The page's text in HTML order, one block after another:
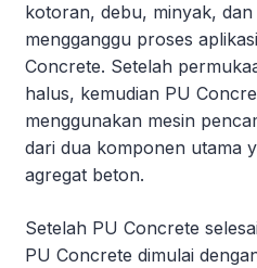
kotoran, debu, minyak,
mengganggu proses
Concrete. Setelah
halus, kemudian PU
menggunakan mesin
dari dua komponen utama
agregat beton.
Setelah PU Concrete
PU Concrete dimulai